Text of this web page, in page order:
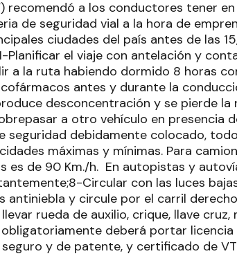
recomendó a los conductores tener
de seguridad vial a la hora de
ciudades del país antes de las
Planificar el viaje con antelación y
a la ruta habiendo dormido 8 horas
antes y durante la
desconcentración y se pierde
a otro vehículo en presencia
seguridad debidamente colocado,
máximas y mínimas. Para
es de 90 Km./h. En autopistas y
Circular con las luces
antiniebla y circule por el carril
llevar rueda de auxilio, crique, llave
obligatoriamente deberá portar
y de patente, y certificado de